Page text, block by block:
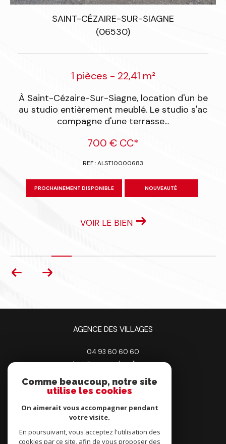
SAINT-CÉZAIRE-SUR-SIAGNE
(06530)
1 pièces - 22,41 m²
À Saint-Cézaire-Sur-Siagne, location d'un be
au studio entièrement meublé. Le studio s'ac
compagne d'une terrasse...
700 € CC*
REF : ALST10000683
PROCHAINEMENT DISPONIBLE NOUVEAUTÉ
VOIR LE BIEN
AGENCE DES VILLAGES
04 93 60 60 60
contact@agencedesvillages.com
06530 peymeinade
Adhérents
Comme beaucoup, notre site
utilise les cookies
On aimerait vous accompagner pendant
votre visite.
En poursuivant, vous acceptez l'utilisation des
cookies par ce site, afin de vous proposer des